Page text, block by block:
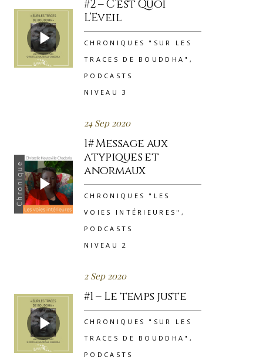
#2 – C’est Quoi
L’Eveil
CHRONIQUES "SUR LES
TRACES DE BOUDDHA" ,
PODCASTS
NIVEAU 3
24 Sep 2020
1# Message aux
atypiques et
anormaux
CHRONIQUES "LES
VOIES INTÉRIEURES" ,
PODCASTS
NIVEAU 2
2 Sep 2020
#1 – Le temps juste
CHRONIQUES "SUR LES
TRACES DE BOUDDHA" ,
PODCASTS